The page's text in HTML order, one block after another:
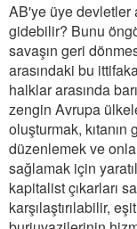
AB'ye üye devletler
gidebilir? Bunu
savaşın geri
arasındaki bu
halklar arasında
zengin Avrupa
oluşturmak,
düzenlemek ve
sağlamak için
kapitalist çıkarları
karşılaştırılabilir,